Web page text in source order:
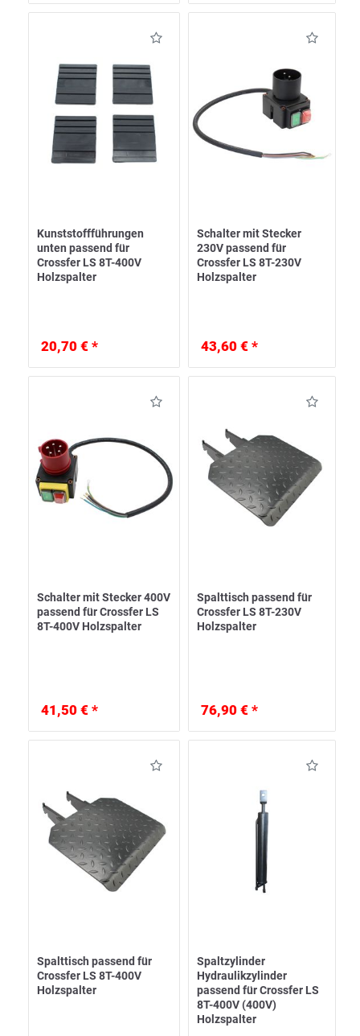
Kunststoffführungen
unten passend für
Crossfer LS 8T-400V
Holzspalter
20,70 € *
Schalter mit Stecker
230V passend für
Crossfer LS 8T-230V
Holzspalter
43,60 € *
Schalter mit Stecker 400V
passend für Crossfer LS
8T-400V Holzspalter
41,50 € *
Spalttisch passend für
Crossfer LS 8T-230V
Holzspalter
76,90 € *
Spalttisch passend für
Crossfer LS 8T-400V
Holzspalter
Spaltzylinder
Hydraulikzylinder
passend für Crossfer LS
8T-400V (400V)
Holzspalter